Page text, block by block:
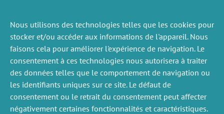
Nous utilisons des technologies telles que les cookies pour
stocker et/ou accéder aux informations de l'appareil. Nous
faisons cela pour améliorer l'expérience de navigation. Le
consentement à ces technologies nous autorisera à traiter
des données telles que le comportement de navigation ou
les identifiants uniques sur ce site. Le défaut de
consentement ou le retrait du consentement peut affecter
négativement certaines fonctionnalités et caractéristiques.